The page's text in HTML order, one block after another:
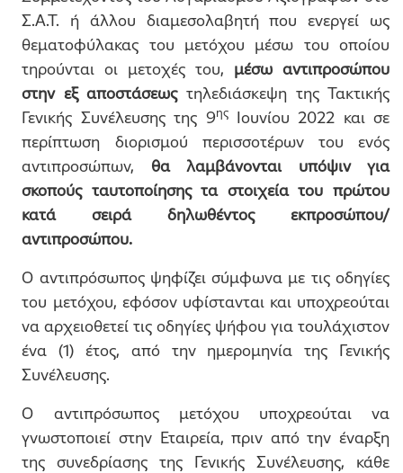
Σ.Α.Τ. ή άλλου διαμεσολαβητή που ενεργεί ως
θεματοφύλακας του μετόχου μέσω του οποίου
τηρούνται οι μετοχές του, μέσω αντιπροσώπου
στην εξ αποστάσεωςτηλεδιάσκεψη της Τακτικής
Γενικής Συνέλευσης της 9ηςΙουνίου 2022 και σε
περίπτωση διορισμού περισσοτέρων του ενός
αντιπροσώπων, θα λαμβάνονται υπόψιν για
σκοπούς ταυτοποίησης τα στοιχεία του πρώτου
κατά σειρά δηλωθέντος εκπροσώπου/
αντιπροσώπου.
Ο αντιπρόσωπος ψηφίζει σύμφωνα με τις οδηγίες
του μετόχου, εφόσον υφίστανται και υποχρεούται
να αρχειοθετεί τις οδηγίες ψήφου για τουλάχιστον
ένα (1) έτος, από την ημερομηνία της Γενικής
Συνέλευσης.
Ο αντιπρόσωπος μετόχου υποχρεούται να
γνωστοποιεί στην Εταιρεία, πριν από την έναρξη
της συνεδρίασης της Γενικής Συνέλευσης, κάθε